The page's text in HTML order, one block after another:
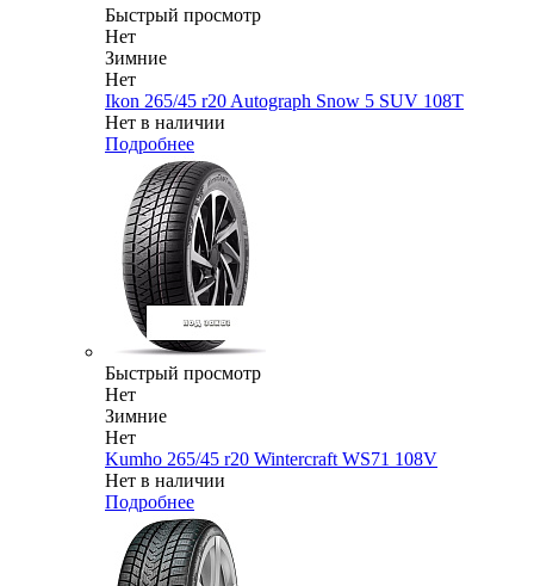
Быстрый просмотр
Нет
Зимние
Нет
Ikon 265/45 r20 Autograph Snow 5 SUV 108T
Нет в наличии
Подробнее
Быстрый просмотр
Нет
Зимние
Нет
Kumho 265/45 r20 Wintercraft WS71 108V
Нет в наличии
Подробнее